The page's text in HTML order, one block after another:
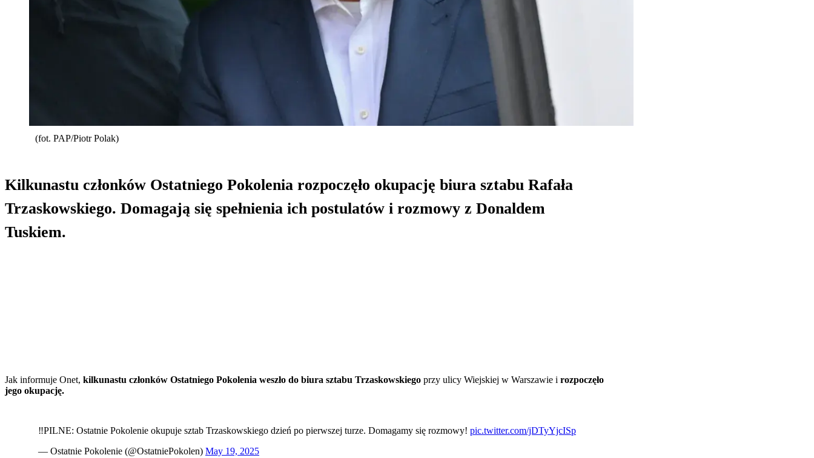
(fot. PAP/Piotr Polak)
Kilkunastu członków Ostatniego Pokolenia rozpoczęło okupację biura sztabu Rafała
Trzaskowskiego. Domagają się spełnienia ich postulatów i rozmowy z Donaldem
Tuskiem.
Jak informuje Onet, kilkunastu członków Ostatniego Pokolenia weszło do biura sztabu Trzaskowskiego przy ulicy Wiejskiej w Warszawie i rozpoczęło
jego okupację.
‼️PILNE: Ostatnie Pokolenie okupuje sztab Trzaskowskiego dzień po pierwszej turze. Domagamy się rozmowy! pic.twitter.com/jDTyYjcISp
— Ostatnie Pokolenie (@OstatniePokolen) May 19, 2025